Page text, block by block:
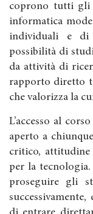
coprono tutti gli
informatica
individuali e di
possibilità di
da attività di
rapporto diretto
che valorizza la
L’accesso al
aperto a
critico, attitudine
per la
proseguire gli